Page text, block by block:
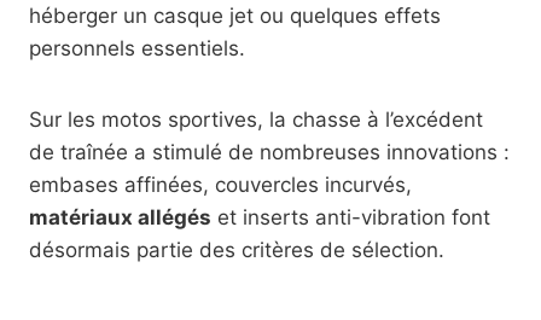
héberger un casque jet ou quelques effets
personnels essentiels.
Sur les motos sportives, la chasse à l’excédent
de traînée a stimulé de nombreuses innovations :
embases affinées, couvercles incurvés,
matériaux allégés et inserts anti-vibration font
désormais partie des critères de sélection.